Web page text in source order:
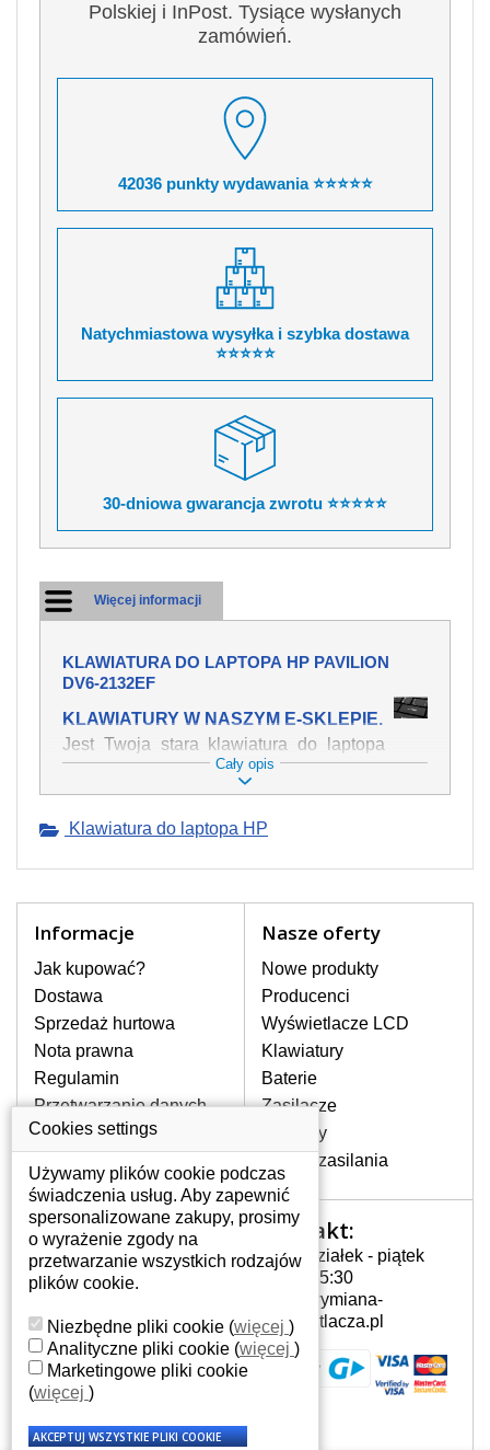
Polskiej i InPost. Tysiące wysłanych
zamówień.
42036 punkty wydawania ⭐⭐⭐⭐⭐
Natychmiastowa wysyłka i szybka dostawa
⭐⭐⭐⭐⭐
30-dniowa gwarancja zwrotu ⭐⭐⭐⭐⭐
Więcej informacji
KLAWIATURA DO LAPTOPA HP PAVILION
DV6-2132EF
KLAWIATURY W NASZYM E-SKLEPIE.
Jest Twoja stara klawiatura do laptopa
HP Pavilion dv6-2132ef mechanicznie
uszkodzona, polałeś ją płynem, który
swojej pozycji? Kup nową klawiaturę,
Oferujemy oryginalne klawiatury w
stronie internetowej ją znajdziesz za
pomocy wyszukiwarki. Wystarczy znać
model laptopa. Przy każdej klawiaturze
nie może brakować szczególowe zdjęcie
do aktualnego stanu naszego magazynu.
W JAKI SPOSÓB MOŻE SIĘ
PRZEJAWIAĆ USTERKA
Częstymi objawami są pomijanie liter
czy wyświetlanie innych liter oraz
dublowanie tych samych znaków. W
przypadku podlicia klawisze nie
powrócą do pierwotnej pozycji. Albo
też uszkodzenie mechaniczne, np.
JAK TO DZIAŁA?
Klawiatura składa się z kilku
warstw folii, z których przewodzą
przewodzące warstwy.
Cały opis
Klawiatura do laptopa HP
Informacje
Jak kupować?
Dostawa
Sprzedaż hurtowa
Nota prawna
Regulamin
Przetwarzanie danych
osobowych
Gdzie nas znajdziesz
Nasze oferty
Nowe produkty
Producenci
Wyświetlacze LCD
Klawiatury
Baterie
Zasilacze
Zawiasy
Złącza zasilania
Twoje konto
Twoje konto
Dane osobowe
Adresy
Historia zamówień
Kontakt:
Poniedziałek - piątek
7:00 - 15:30
info@wymiana-
wyswietlacza.pl
Cookies settings
Używamy plików cookie podczas
świadczenia usług. Aby zapewnić
spersonalizowane zakupy, prosimy
o wyrażenie zgody na
przetwarzanie wszystkich rodzajów
plików cookie.
Niezbędne pliki cookie (więcej )
Analityczne pliki cookie (więcej )
Marketingowe pliki cookie
(więcej )